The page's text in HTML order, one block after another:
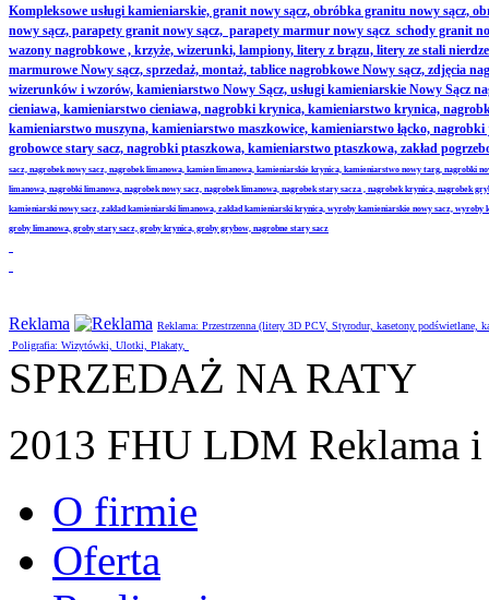
Kompleksowe usługi kamieniarskie, granit nowy sącz, obróbka granitu nowy sącz,
nowy sącz, parapety granit nowy sącz, parapety marmur nowy sącz schody granit
wazony nagrobkowe , krzyże, wizerunki, lampiony, litery z brązu, litery ze stali
marmurowe Nowy sącz, sprzedaż, montaż, tablice nagrobkowe Nowy sącz, zdjęcia
wizerunków i wzorów, kamieniarstwo Nowy Sącz, usługi kamieniarskie Nowy
cieniawa, kamieniarstwo cieniawa, nagrobki krynica, kamieniarstwo krynica,
kamieniarstwo muszyna, kamieniarstwo maszkowice, kamieniarstwo łącko,
grobowce stary sacz, nagrobki ptaszkowa, kamieniarstwo ptaszkowa, zakład
sacz, nagrobek nowy sacz, nagrobek limanowa, kamien limanowa, kamieniarskie krynica, kamieniarstwo nowy targ,
limanowa, nagrobki limanowa, nagrobek nowy sacz, nagrobek limanowa, nagrobek stary sacza , nagrobek krynica, nagrobek
kamieniarski nowy sacz, zaklad kamieniarski limanowa, zaklad kamieniarski krynica, wyroby kamieniarskie nowy sacz,
groby limanowa, groby stary sacz, groby krynica, groby grybow, nagrobne stary sacz
Reklama
Reklama: Przestrzenna (litery 3D PCV, Styrodur, kasetony
Poligrafia: Wizytówki, Ulotki, Plakaty,
SPRZEDAŻ NA RATY
2013 FHU LDM Reklama
O firmie
Oferta